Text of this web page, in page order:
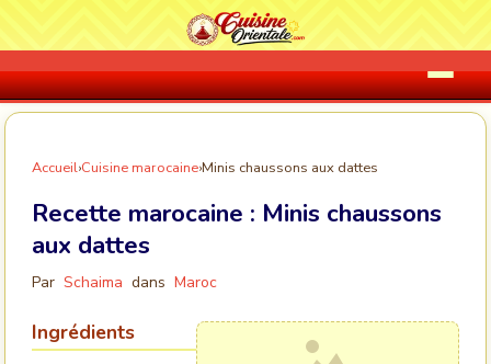
Accueil›Cuisine marocaine›Minis chaussons aux dattes
Recette marocaine : Minis chaussons
aux dattes
Par Schaima dans Maroc
Ingrédients